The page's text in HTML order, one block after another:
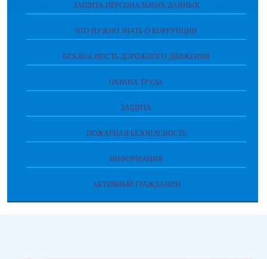
ЗАЩИТА ПЕРСОНАЛЬНЫХ ДАННЫХ
ЧТО НУЖНО ЗНАТЬ О КОРРУПЦИИ
БЕЗОПАСНОСТЬ ДОРОЖНОГО ДВИЖЕНИЯ
ОХРАНА ТРУДА
ЗАЩИТА
ПОЖАРНАЯ БЕЗОПАСНОСТЬ
ИНФОРМАЦИЯ
АКТИВНЫЙ ГРАЖДАНИН